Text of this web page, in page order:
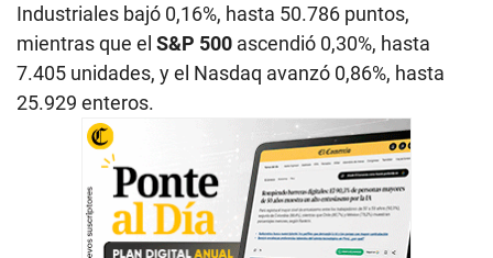
Industriales bajó 0,16%, hasta 50.786 puntos,
mientras que el S&P 500 ascendió 0,30%, hasta
7.405 unidades, y el Nasdaq avanzó 0,86%, hasta
25.929 enteros.